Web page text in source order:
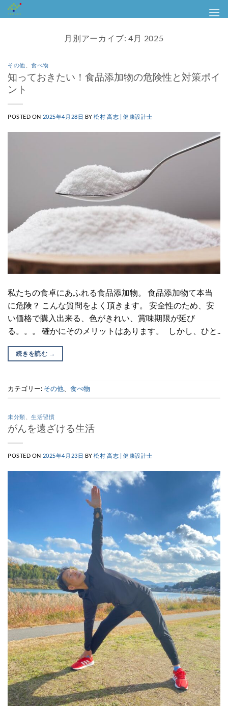
Skip
to
月別アーカイブ:4月 2025
その他 、食べ物
知っておきたい！食品添加物の危険性と対策ポイ
ント
POSTED ON 2025年4月28日 BY松村 高志 | 健康設計士
私たちの食卓にあふれる食品添加物。 食品添加物て本当
に危険？ こんな質問をよく頂きます。 安全性のため、安
い価格で購入出来る、色がきれい、賞味期限が延び
る。。。 確かにそのメリットはあります。 しかし、ひと..
続きを読む →
カテゴリー: その他 食べ物
未分類 、生活習慣
がんを遠ざける生活
POSTED ON 2025年4月23日 BY松村 高志 | 健康設計士